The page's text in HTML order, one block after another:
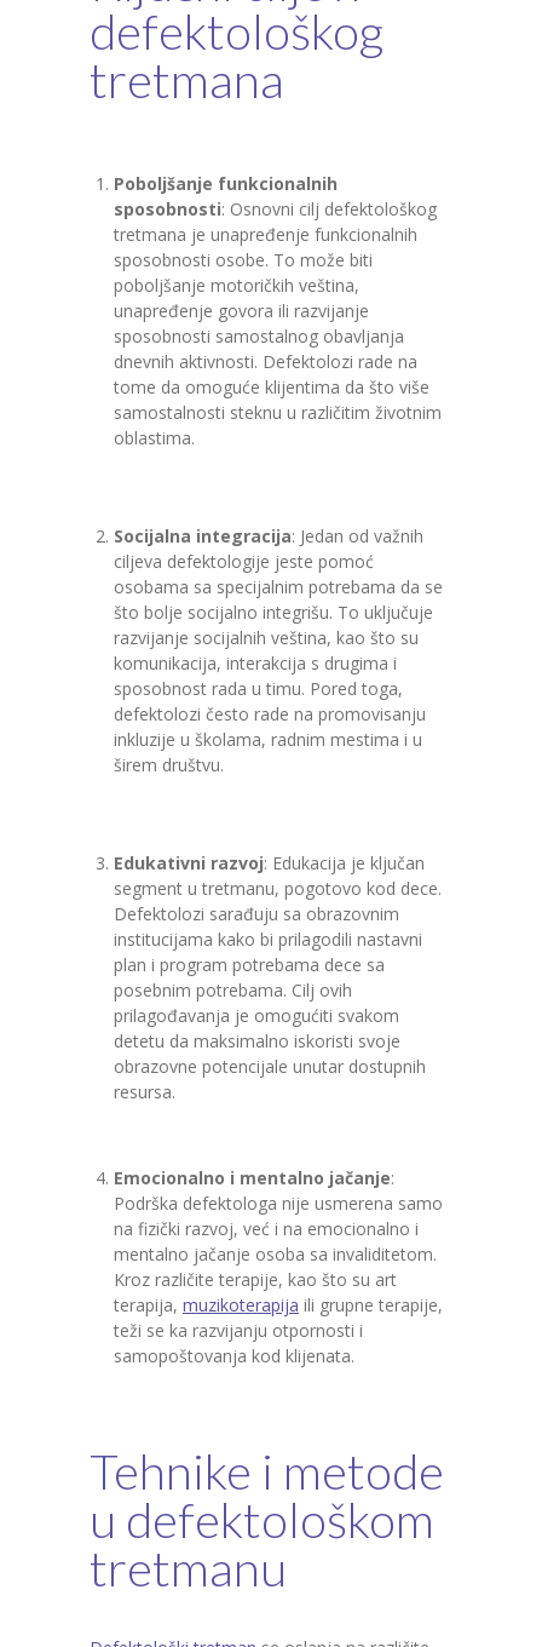
defektološkog
tretmana
Poboljšanje funkcionalnih
sposobnosti: Osnovni cilj defektološkog
tretmana je unapređenje funkcionalnih
sposobnosti osobe. To može biti
poboljšanje motoričkih veština,
unapređenje govora ili razvijanje
sposobnosti samostalnog obavljanja
dnevnih aktivnosti. Defektolozi rade na
tome da omoguće klijentima da što više
samostalnosti steknu u različitim životnim
oblastima.
Socijalna integracija: Jedan od važnih
ciljeva defektologije jeste pomoć
osobama sa specijalnim potrebama da se
što bolje socijalno integrišu. To uključuje
razvijanje socijalnih veština, kao što su
komunikacija, interakcija s drugima i
sposobnost rada u timu. Pored toga,
defektolozi često rade na promovisanju
inkluzije u školama, radnim mestima i u
širem društvu.
Edukativni razvoj: Edukacija je ključan
segment u tretmanu, pogotovo kod dece.
Defektolozi sarađuju sa obrazovnim
institucijama kako bi prilagodili nastavni
plan i program potrebama dece sa
posebnim potrebama. Cilj ovih
prilagođavanja je omogućiti svakom
detetu da maksimalno iskoristi svoje
obrazovne potencijale unutar dostupnih
resursa.
Emocionalno i mentalno jačanje:
Podrška defektologa nije usmerena samo
na fizički razvoj, već i na emocionalno i
mentalno jačanje osoba sa invaliditetom.
Kroz različite terapije, kao što su art
terapija, muzikoterapija ili grupne terapije,
teži se ka razvijanju otpornosti i
samopoštovanja kod klijenata.
Tehnike i metode
u defektološkom
tretmanu